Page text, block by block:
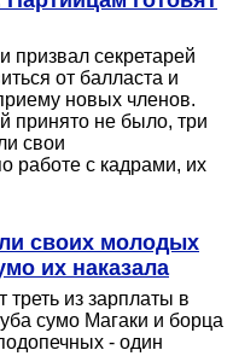
призвал секретарей
от балласта и
новых членов.
принято не было, три
свои
работе с кадрами, их
своих молодых
их наказала
из зарплаты в
сумо Магаки и борца
- один